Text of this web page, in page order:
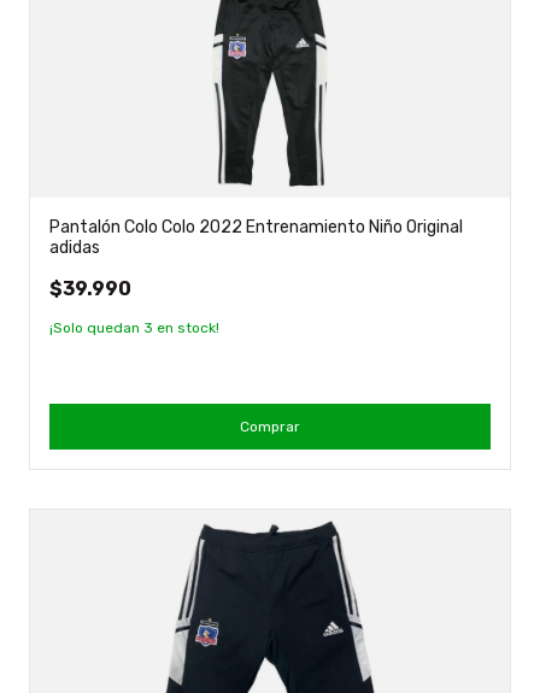
Pantalón Colo Colo 2022 Entrenamiento Niño Original
adidas
$39.990
¡Solo quedan 3 en stock!
Comprar